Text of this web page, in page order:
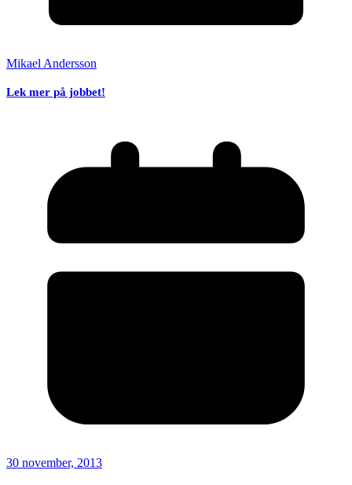
Mikael Andersson
Lek mer på jobbet!
30 november, 2013